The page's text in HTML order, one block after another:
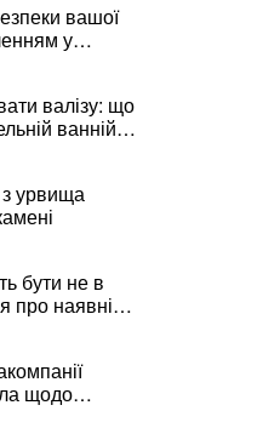
вашої
у
валізу: що
ванній
урвища
бути не в
про наявні
щодо